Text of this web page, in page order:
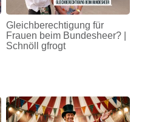
Gleichberechtigung für
Frauen beim Bundesheer? |
Schnöll gfrogt